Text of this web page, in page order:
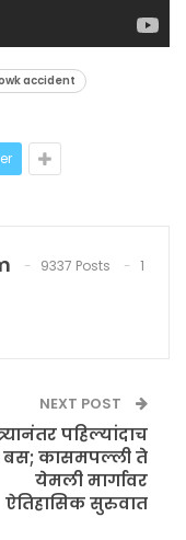
accident
9337 Posts
1
NEXT POST
पहिल्यांदाच
बस; कासमपल्ली ते
येमली मार्गावर
ऐतिहासिक सुरुवात